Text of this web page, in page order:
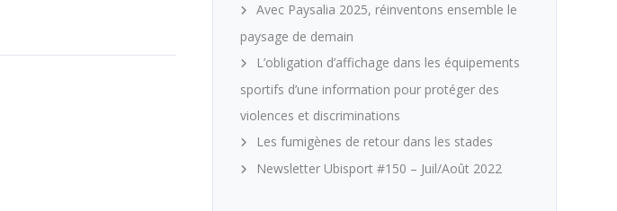
Avec Paysalia 2025, réinventons ensemble le
paysage de demain
L’obligation d’affichage dans les équipements
sportifs d’une information pour protéger des
violences et discriminations
Les fumigènes de retour dans les stades
Newsletter Ubisport #150 – Juil/Août 2022